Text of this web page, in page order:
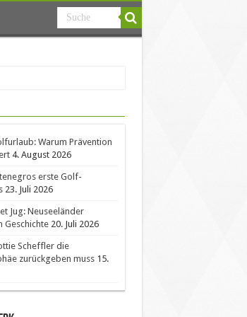
Warum Prävention
4. August 2026
erste Golf-
23. Juli 2026
Jug: Neuseeländer
Geschichte 20. Juli 2026
Scheffler die
zurückgeben muss 15.